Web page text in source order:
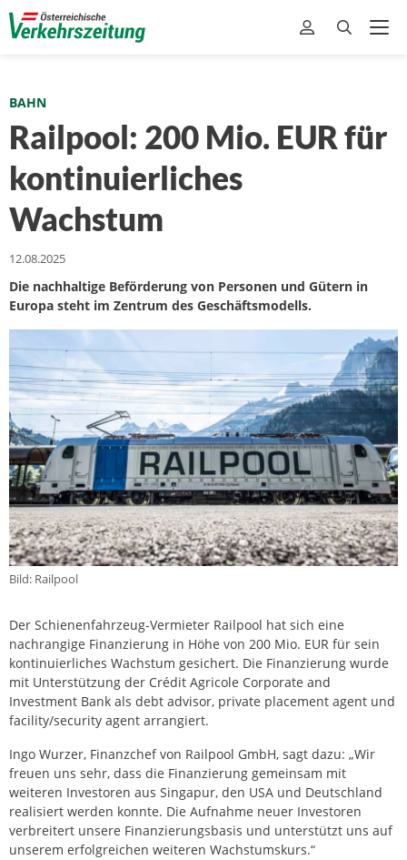
BAHN
Railpool: 200 Mio. EUR für
kontinuierliches
Wachstum
12.08.2025
Die nachhaltige Beförderung von Personen und Gütern in
Europa steht im Zentrum des Geschäftsmodells.
Bild: Railpool
Der Schienenfahrzeug-Vermieter Railpool hat sich eine
nachrangige Finanzierung in Höhe von 200 Mio. EUR für sein
kontinuierliches Wachstum gesichert. Die Finanzierung wurde
mit Unterstützung der Crédit Agricole Corporate and
Investment Bank als debt advisor, private placement agent und
facility/security agent arrangiert.
Ingo Wurzer, Finanzchef von Railpool GmbH, sagt dazu: „Wir
freuen uns sehr, dass die Finanzierung gemeinsam mit
weiteren Investoren aus Singapur, den USA und Deutschland
realisiert werden konnte. Die Aufnahme neuer Investoren
verbreitert unsere Finanzierungsbasis und unterstützt uns auf
unserem erfolgreichen weiteren Wachstumskurs.“